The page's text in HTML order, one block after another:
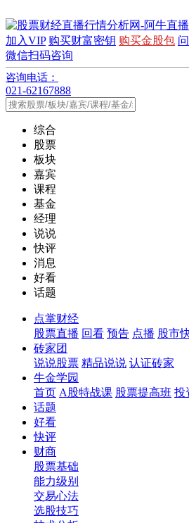
加入VIP 购买财富密钥 购买金股包
微信扫码咨询
咨询电话：
021-62167888
综合
股票
板块
嘉宾
课程
基金
经理
说说
快评
消息
好看
话题
点掌财经
股票直播 回看 预告 点播 股市
砖家团
说说股票 精品说说 认证砖家
牛金学园
首页 A股特战课 股票提高班 投
话题
好看
快评
财商
股票基础
能力级别
交易心法
选股技巧